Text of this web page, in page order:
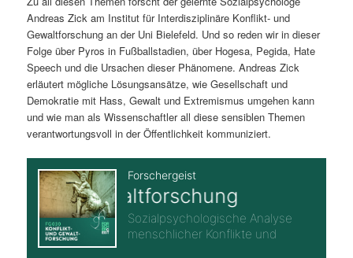
g
e
n
i
n
g
e
n
Andreas Zick am Institut für Interdisziplinäre Konflikt- und
Gewaltforschung an der Uni Bielefeld. Und so reden wir in dieser
Folge über Pyros in Fußballstadien, über Hogesa, Pegida, Hate
Speech und die Ursachen dieser Phänomene. Andreas Zick
erläutert mögliche Lösungsansätze, wie Gesellschaft und
Demokratie mit Hass, Gewalt und Extremismus umgehen kann
und wie man als Wissenschaftler all diese sensiblen Themen
verantwortungsvoll in der Öffentlichkeit kommuniziert.